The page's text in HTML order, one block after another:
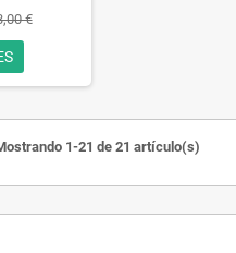
€
1-21 de 21 artículo(s)